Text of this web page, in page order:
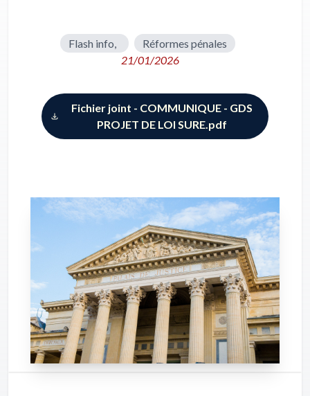
Flash info,
Réformes pénales
21/01/2026
Fichier joint - COMMUNIQUE - GDS
PROJET DE LOI SURE.pdf